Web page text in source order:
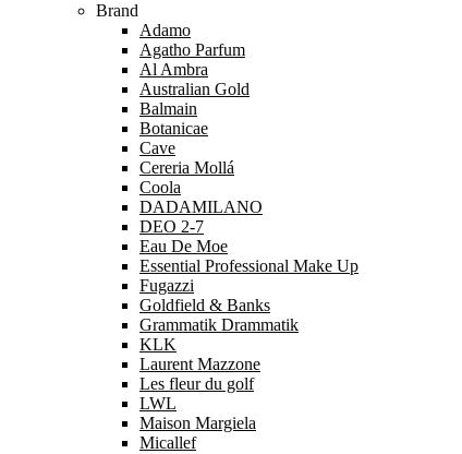
Brand
Adamo
Agatho Parfum
Al Ambra
Australian Gold
Balmain
Botanicae
Cave
Cereria Mollá
Coola
DADAMILANO
DEO 2-7
Eau De Moe
Essential Professional Make Up
Fugazzi
Goldfield & Banks
Grammatik Drammatik
KLK
Laurent Mazzone
Les fleur du golf
LWL
Maison Margiela
Micallef